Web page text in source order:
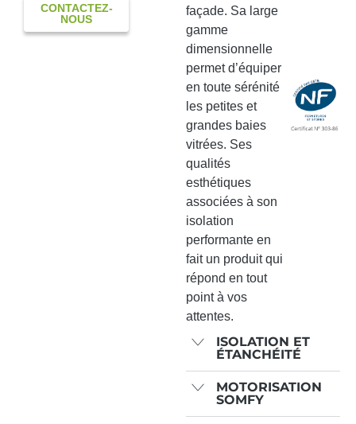
CONTACTEZ-
NOUS
façade. Sa large
gamme
dimensionnelle
permet d’équiper
en toute sérénité
les petites et
grandes baies
vitrées. Ses
qualités
esthétiques
associées à son
isolation
performante en
fait un produit qui
répond en tout
point à vos
attentes.
ISOLATION ET
ÉTANCHÉITÉ
MOTORISATION
SOMFY